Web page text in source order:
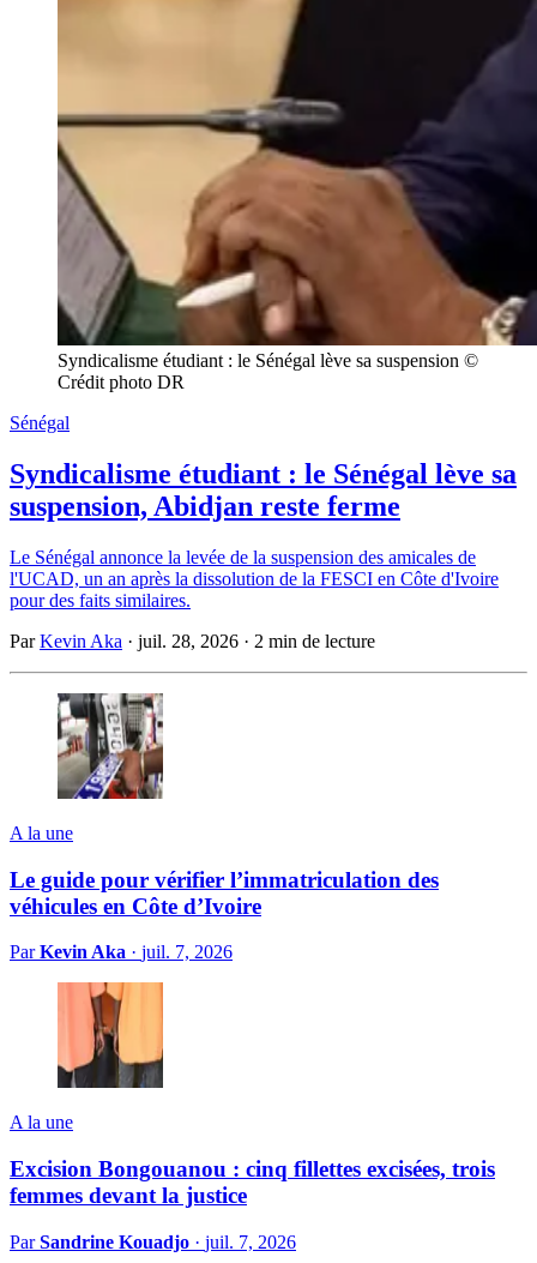
Syndicalisme étudiant : le Sénégal lève sa suspension ©
Crédit photo DR
Sénégal
Syndicalisme étudiant : le Sénégal lève sa
suspension, Abidjan reste ferme
Le Sénégal annonce la levée de la suspension des amicales de
l'UCAD, un an après la dissolution de la FESCI en Côte d'Ivoire
pour des faits similaires.
ParKevin Aka · juil. 28, 2026 · 2 min de lecture
A la une
Le guide pour vérifier l’immatriculation des
véhicules en Côte d’Ivoire
ParKevin Aka · juil. 7, 2026
A la une
Excision Bongouanou : cinq fillettes excisées, trois
femmes devant la justice
ParSandrine Kouadjo · juil. 7, 2026